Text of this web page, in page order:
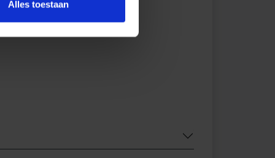
Alles toestaan